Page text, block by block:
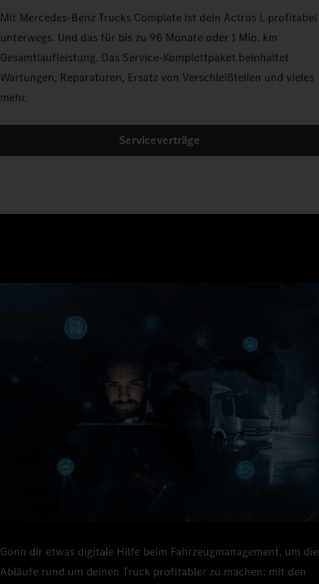
Mit Mercedes‑Benz Trucks Complete ist dein Actros L profitabel
unterwegs. Und das für bis zu 96 Monate oder 1 Mio. km
Gesamtlaufleistung. Das Service-Komplettpaket beinhaltet
Wartungen, Reparaturen, Ersatz von Verschleißteilen und vieles
mehr.
Serviceverträge
Gönn dir etwas digitale Hilfe beim Fahrzeugmanagement, um die
Abläufe rund um deinen Truck profitabler zu machen: mit den